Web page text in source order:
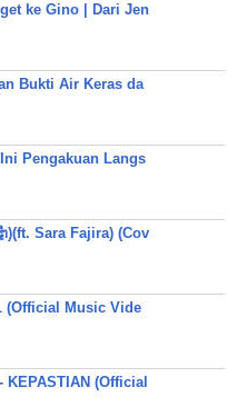
ke Gino | Dari Jen
Bukti Air Keras da
Pengakuan Langs
Sara Fajira) (Cov
(Official Music Vide
KEPASTIAN (Official